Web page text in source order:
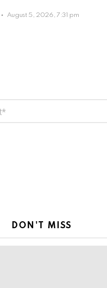
August 5, 2026, 7:31 pm
DON'T MISS